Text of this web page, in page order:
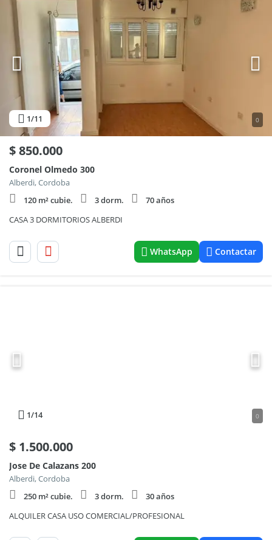
1/11 0
$850.000
Coronel Olmedo 300
Alberdi, Cordoba
120 m² cubie.
3 dorm.
70 años
CASA 3 DORMITORIOS ALBERDI
WhatsApp Contactar
1/14 0
$ 1.500.000
Jose De Calazans 200
Alberdi, Cordoba
250 m² cubie.
3 dorm.
30 años
ALQUILER CASA USO COMERCIAL/PROFESIONAL